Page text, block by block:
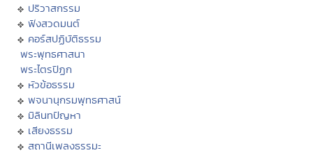
ปริวาสกรรม
ฟังสวดมนต์
คอร์สปฏิบัติธรรม
พระพุทธศาสนา
พระไตรปิฏก
หัวข้อธรรม
พจนานุกรมพุทธศาสน์
มิลินทปัญหา
เสียงธรรม
สถานีเพลงธรรมะ